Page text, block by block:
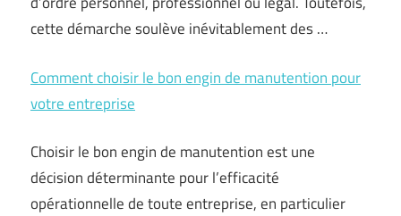
cette démarche soulève inévitablement des …
Comment choisir le bon engin de manutention pour
votre entreprise
Choisir le bon engin de manutention est une
décision déterminante pour l’efficacité
opérationnelle de toute entreprise, en particulier